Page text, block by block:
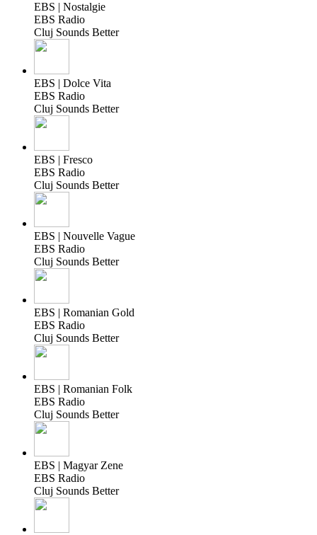
EBS | Nostalgie
EBS Radio
Cluj Sounds Better
EBS | Dolce Vita
EBS Radio
Cluj Sounds Better
EBS | Fresco
EBS Radio
Cluj Sounds Better
EBS | Nouvelle Vague
EBS Radio
Cluj Sounds Better
EBS | Romanian Gold
EBS Radio
Cluj Sounds Better
EBS | Romanian Folk
EBS Radio
Cluj Sounds Better
EBS | Magyar Zene
EBS Radio
Cluj Sounds Better